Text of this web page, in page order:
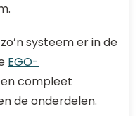
systeem er in de
EGO-
compleet
de onderdelen.